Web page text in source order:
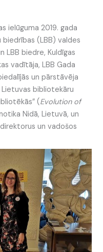
ielūguma 2019. gada
(LBB) valdes
LBB biedre, Kuldīgas
vadītāja, LBB Gada
un pārstāvēja
bibliotekāru
(Evolution of
Nidā, Lietuvā, un
un vadošos